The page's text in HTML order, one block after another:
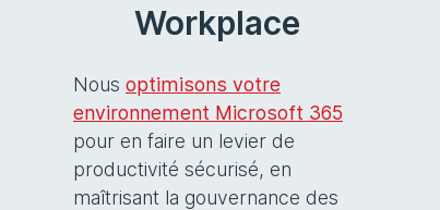
Workplace
Nous optimisons votre
environnement Microsoft 365
pour en faire un levier de
productivité sécurisé, en
maîtrisant la gouvernance des